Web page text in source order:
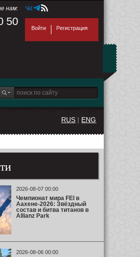
нам:
50
Войти Регистрация
RUS | ENG
2026-08-07 00:00
Чемпионат мира FEI в
Аахене-2026: Звёздный
состав и битва титанов в
Allianz Park
2026-08-06 00:00